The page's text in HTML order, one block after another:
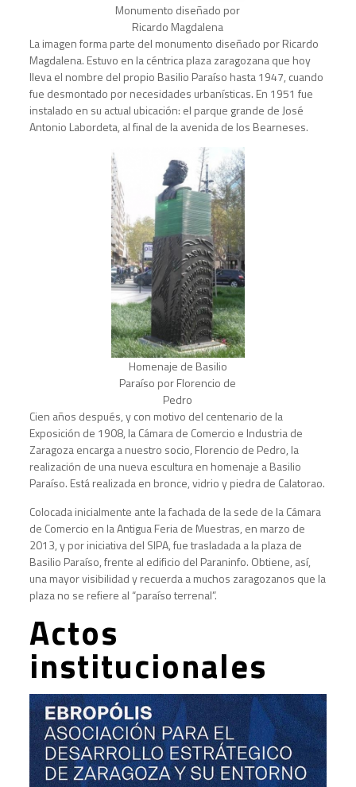
Monumento diseñado por
Ricardo Magdalena
La imagen forma parte del monumento diseñado por Ricardo
Magdalena. Estuvo en la céntrica plaza zaragozana que hoy
lleva el nombre del propio Basilio Paraíso hasta 1947, cuando
fue desmontado por necesidades urbanísticas. En 1951 fue
instalado en su actual ubicación: el parque grande de José
Antonio Labordeta, al final de la avenida de los Bearneses.
Homenaje de Basilio
Paraíso por Florencio de
Pedro
Cien años después, y con motivo del centenario de la
Exposición de 1908, la Cámara de Comercio e Industria de
Zaragoza encarga a nuestro socio, Florencio de Pedro, la
realización de una nueva escultura en homenaje a Basilio
Paraíso. Está realizada en bronce, vidrio y piedra de Calatorao.
Colocada inicialmente ante la fachada de la sede de la Cámara
de Comercio en la Antigua Feria de Muestras, en marzo de
2013, y por iniciativa del SIPA, fue trasladada a la plaza de
Basilio Paraíso, frente al edificio del Paraninfo. Obtiene, así,
una mayor visibilidad y recuerda a muchos zaragozanos que la
plaza no se refiere al “paraíso terrenal”.
Actos
institucionales